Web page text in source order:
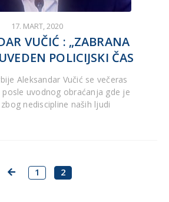
17. MART, 2020
VUČIĆ : „ZABRANA
POLICIJSKI ČAS
Aleksandar Vučić se večeras
uvodnog obraćanja gde je
nediscipline naših ljudi
1 2